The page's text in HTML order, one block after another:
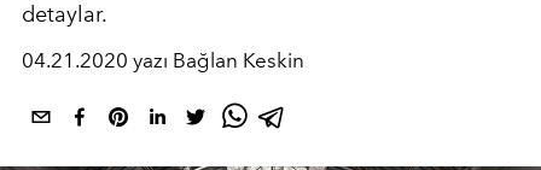
detaylar.
04.21.2020 yazı Bağlan Keskin